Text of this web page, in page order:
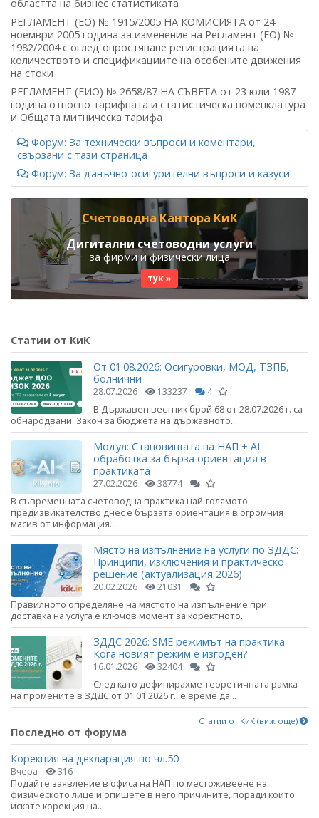
областта на бизнес статистиката
РЕГЛАМЕНТ (ЕО) № 1915/2005 НА КОМИСИЯТА от 24
ноември 2005 година за изменение на Регламент (ЕО) №
1982/2004 с оглед опростяване регистрацията на
количеството и спецификациите на особените движения
на стоки
РЕГЛАМЕНТ (ЕИО) № 2658/87 НА СЪВЕТА от 23 юли 1987
година относно тарифната и статистическа номенклатура
и Общата митническа тарифа
Форум: За технически въпроси и коментари,
свързани с тази страница
Форум: За данъчно-осигурителни въпроси и казуси
Счетоводна Кантора КиК
Дигитални счетоводни услуги
за фирми и физически лица
тук »
Статии от КиК
От 01.08.2026: Осигуровки, МОД, ТЗПБ,
болнични
28.07.2026 133237 4
В Държавен вестник брой 68 от 28.07.2026 г. са
обнародвани: Закон за бюджета на държавното...
Модул: Становищата на НАП + AI
обработка за бърза ориентация в
практиката
27.02.2026 38774
В съвременната счетоводна практика най-голямото
предизвикателство днес е бързата ориентация в огромния
масив от информация....
Място на изпълнение на услуги по ЗДДС:
Принципи, изключения и практическо
решение (актуализация 2026)
20.02.2026 21031
Правилното определяне на мястото на изпълнение при
доставка на услуга е ключов момент за коректното...
ЗДДС 2026: SME режимът на практика.
Кога новият режим е изгоден?
16.01.2026 32404
След като дефинирахме теоретичната рамка
на промените в ЗДДС от 01.01.2026 г., е време да...
Статии от КиК (виж още)
Последно от форума
Корекция на декларация по чл.50
Вчера 316
Подайте заявление в офиса на НАП по местоживеене на
физическото лице и опишете в него причините, поради които
искате корекция на...